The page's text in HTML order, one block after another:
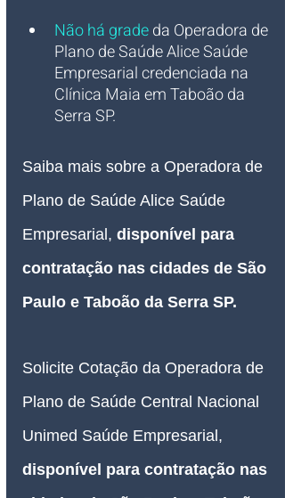
Não há gradeda Operadora de
Plano de Saúde Alice Saúde
Empresarial credenciada na
Clínica Maia em Taboão da
Serra SP.
Saiba mais sobre a Operadora de
Plano de Saúde Alice Saúde
Empresarial, disponível para
contratação nas cidades de São
Paulo e Taboão da Serra SP.
Solicite Cotação da Operadora de
Plano de Saúde Central Nacional
Unimed Saúde Empresarial,
disponível para contratação nas